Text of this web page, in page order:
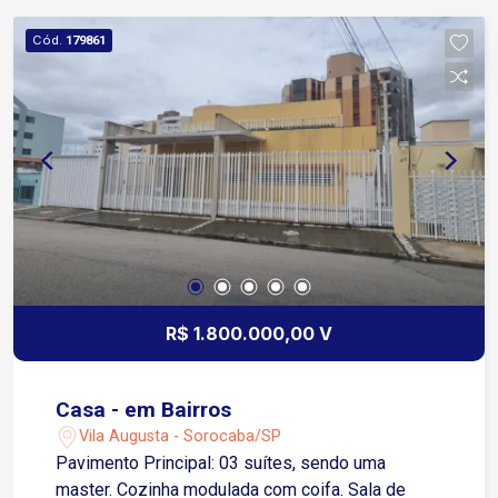
áreas comuns Situado na Avenida Doutor Eugênio
Salerno, conectando-se a outras ruas e avenidas
centrais, como a Avenida Doutor Afonso
Cód. 179861
R$ 1.800.000,00 V
Casa - em Bairros
Vila Augusta - Sorocaba/SP
Pavimento Principal: 03 suítes, sendo uma
master. Cozinha modulada com coifa. Sala de